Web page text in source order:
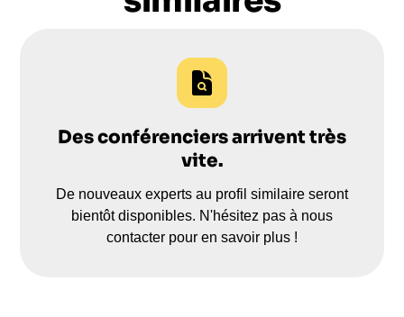
Des conférenciers arrivent très
vite.
De nouveaux experts au profil similaire seront
bientôt disponibles. N'hésitez pas à nous
contacter pour en savoir plus !